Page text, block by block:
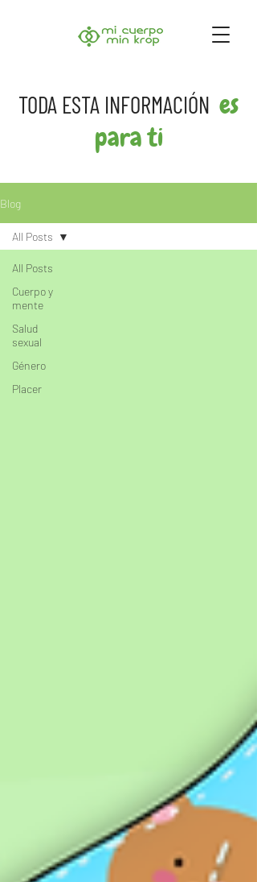
TODA ESTA INFORMACIÓN es
para ti
Blog
All Posts
Cuerpo y
mente
Salud
sexual
Género
Placer
All Posts